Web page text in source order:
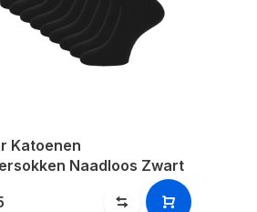
Katoenen
Naadloos Zwart